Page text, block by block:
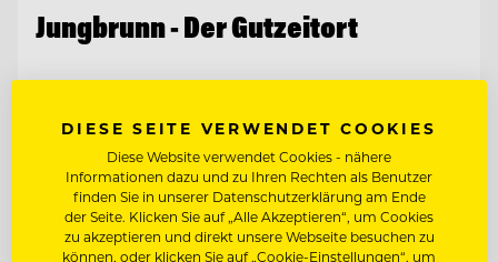
Jungbrunn - Der Gutzeitort
KÜCHENCHEF A LA CARTE (M/W/D)
CHEF DE PARTIE (M/W/D)
DIESE SEITE VERWENDET COOKIES
Diese Website verwendet Cookies - nähere
Informationen dazu und zu Ihren Rechten als Benutzer
finden Sie in unserer Datenschutzerklärung am Ende
der Seite. Klicken Sie auf „Alle Akzeptieren“, um Cookies
zu akzeptieren und direkt unsere Webseite besuchen zu
können, oder klicken Sie auf „Cookie-Einstellungen“, um